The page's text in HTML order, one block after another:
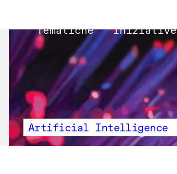
Main
navigation
Tematiche Iniziative
Artificial Intelligence